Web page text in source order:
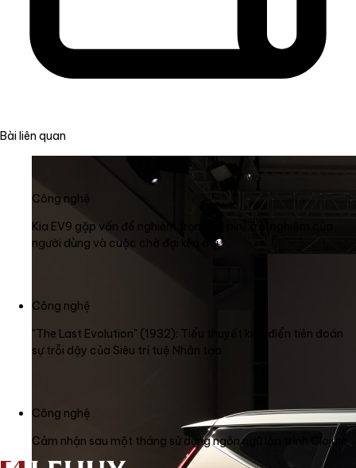
Bài liên quan
Công nghệ
Kia EV9 gặp vấn đề nghiêm trọng về pin: Trải nghiệm của
người dùng và cuộc chờ đợi kéo dài
Công nghệ
"The Last Evolution" (1932): Tiểu thuyết kinh điển tiên đoán
sự trỗi dậy của Siêu trí tuệ Nhân tạo
Công nghệ
Cảm nhận sau một tháng sử dụng ngôn ngữ lập trình Clojure